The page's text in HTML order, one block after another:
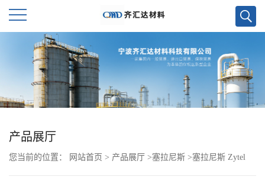
首
页
公
产品展厅
您当前的位置： 网站首页 > 产品展厅 >塞拉尼斯 >塞拉尼斯 Zytel